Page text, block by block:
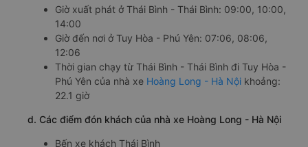
Giờ xuất phát ở Thái Bình - Thái Bình: 09:00, 10:00,
14:00
Giờ đến nơi ở Tuy Hòa - Phú Yên: 07:06, 08:06,
12:06
Thời gian chạy từ Thái Bình - Thái Bình đi Tuy Hòa -
Phú Yên của nhà xe Hoàng Long - Hà Nội khoảng:
22.1 giờ
d. Các điểm đón khách của nhà xe Hoàng Long - Hà Nội
Bến xe khách Thái Bình